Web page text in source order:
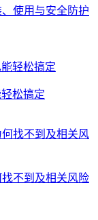
使用与安全防护
松搞定
不到及相关风险